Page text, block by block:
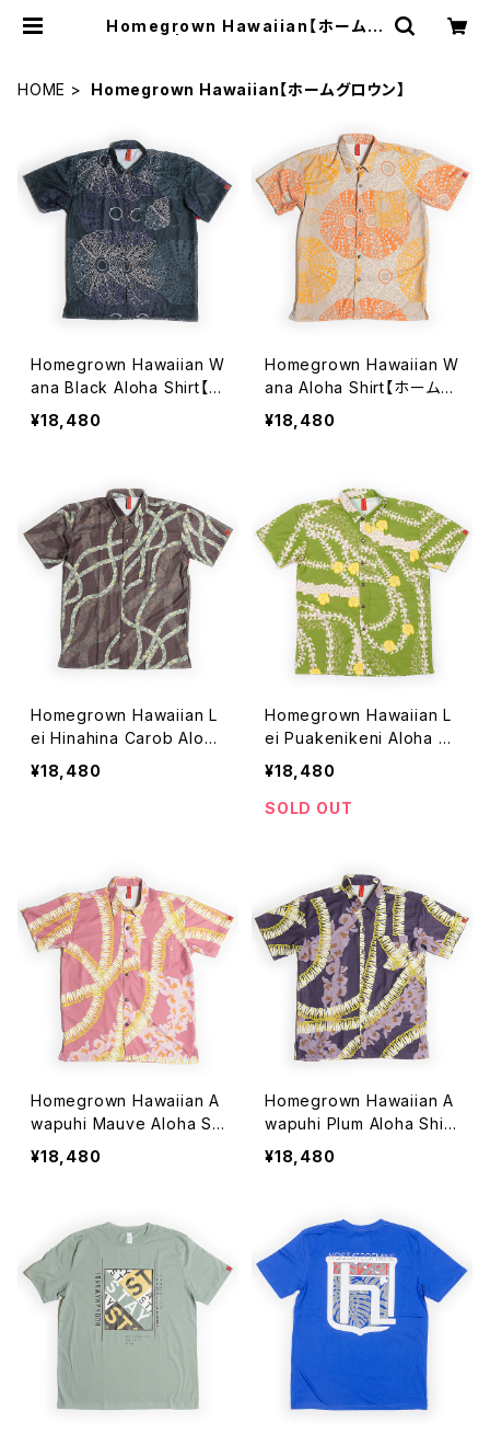
Homegrown Hawaiian【ホームグ
HOME
Homegrown Hawaiian【ホームグロウン】
Homegrown Hawaiian W
ana Black Aloha Shirt【ホ
ームグロウン ハワイアン】ワ
ナ ブラック アロハシャツ
¥18,480
Homegrown Hawaiian W
ana Aloha Shirt【ホームグ
ロウン ハワイアン】ワナ ア
ロハシャツ
¥18,480
Homegrown Hawaiian L
ei Hinahina Carob Aloha
Shirt【ホームグロウン ハワ
イアン】レイ ヒナヒナ カロ
¥18,480
Homegrown Hawaiian L
ei Puakenikeni Aloha Sh
irt【ホームグロウン ハワイ
アン】レイ プアケニケニ ア
ロハシャツ
¥18,480
SOLD OUT
Homegrown Hawaiian A
wapuhi Mauve Aloha Sh
irt【ホームグロウン ハワイ
アン】アヴァプヒ モーブ ア
¥18,480
Homegrown Hawaiian A
wapuhi Plum Aloha Shirt
【ホームグロウン ハワイア
ン】アヴァプヒ プラム アロ
¥18,480